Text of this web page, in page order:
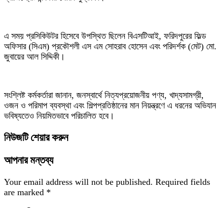
এ সময় প্রসিকিউটর হিসেবে উপস্থিত ছিলেন বিএসটিআই, ফরিদপুরের ফিল্ড
অফিসার (সিএম) প্রকৌশলী এস এম সোহরাব হোসেন এবং পরিদর্শক (মেট) মো.
জুবায়ের আল সিদ্দিকী।
সংশ্লিষ্ট কর্মকর্তারা জানান, জনস্বার্থে নিত্যপ্রয়োজনীয় পণ্য, খাদ্যসামগ্রী,
ওজন ও পরিমাপ ব্যবস্থা এবং শিল্পপ্রতিষ্ঠানের মান নিয়ন্ত্রণে এ ধরনের অভিযান
ভবিষ্যতেও নিয়মিতভাবে পরিচালিত হবে।
নিউজটি শেয়ার করুন
আপনার মন্তব্য
Your email address will not be published. Required fields
are marked *